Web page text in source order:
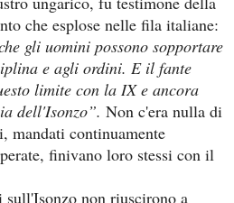
che esplose nelle fila italiane:
gli uomini possono sopportare
e agli ordini. E il fante
limite con la IX e ancora
dell'Isonzo”. Non c'era nulla di
mandati continuamente
finivano loro stessi con il
non riuscirono a